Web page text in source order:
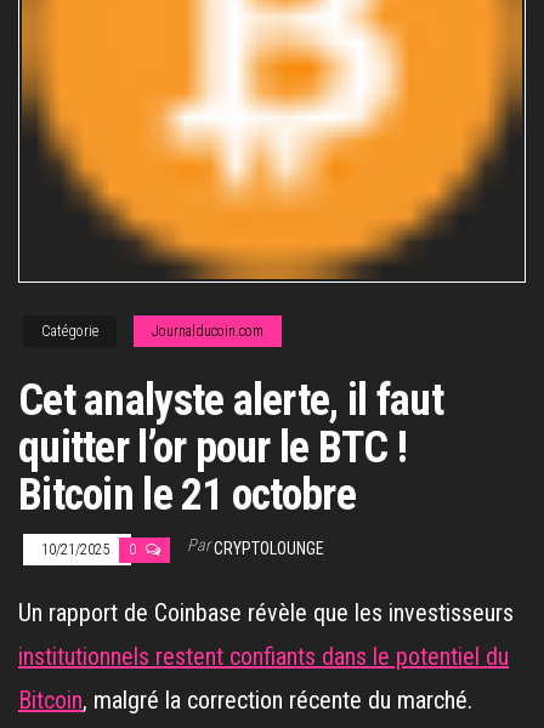
Catégorie Journalducoin.com
Cet analyste alerte, il faut
quitter l’or pour le BTC !
Bitcoin le 21 octobre
10/21/2025 0 ParCRYPTOLOUNGE
Un rapport de Coinbase révèle que les investisseurs
institutionnels restent confiants dans le potentiel du
Bitcoin, malgré la correction récente du marché.